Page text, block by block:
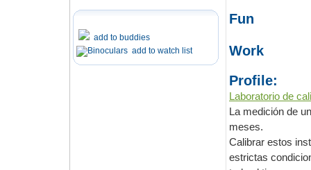
add to buddies
add to watch list
Fun
Work
Profile:
La medición de un
meses.
Calibrar estos
estrictas condiciones de temperatura, humedad y